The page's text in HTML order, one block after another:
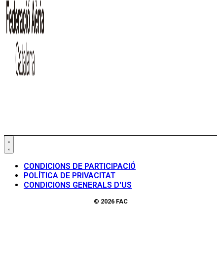
CONDICIONS DE PARTICIPACIÓ
POLÍTICA DE PRIVACITAT
CONDICIONS GENERALS D'US
© 2026 FAC